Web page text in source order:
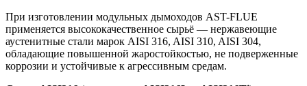
При изготовлении модульных дымоходов AST-FLUE
применяется высококачественное сырьё — нержавеющие
аустенитные стали марок AISI 316, AISI 310, AISI 304,
обладающие повышенной жаростойкостью, не подверженные
коррозии и устойчивые к агрессивным средам.